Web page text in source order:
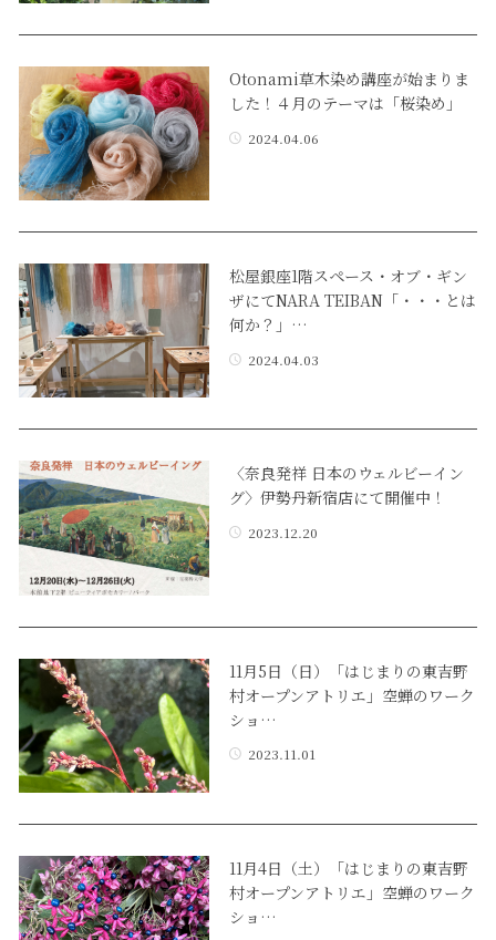
Otonami草木染め講座が始まりま
した！４月のテーマは「桜染め」
2024.04.06
松屋銀座1階スペース・オブ・ギン
ザにてNARA TEIBAN「・・・とは
何か？」…
2024.04.03
〈奈良発祥 日本のウェルビーイン
グ〉伊勢丹新宿店にて開催中！
2023.12.20
11月5日（日）「はじまりの東吉野
村オープンアトリエ」空蝉のワーク
ショ…
2023.11.01
11月4日（土）「はじまりの東吉野
村オープンアトリエ」空蝉のワーク
ショ…